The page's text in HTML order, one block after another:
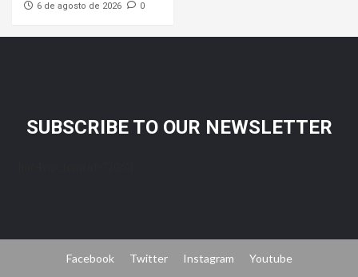
6 de agosto de 2026
0
SUBSCRIBE TO OUR NEWSLETTER
Facebook Twitter Instagram Youtube